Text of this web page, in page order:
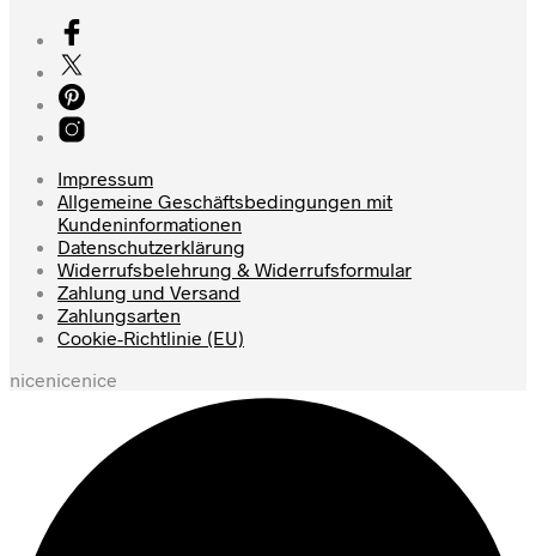
Impressum
Allgemeine Geschäftsbedingungen mit
Kundeninformationen
Datenschutzerklärung
Widerrufsbelehrung & Widerrufsformular
Zahlung und Versand
Zahlungsarten
Cookie-Richtlinie (EU)
nicenicenice